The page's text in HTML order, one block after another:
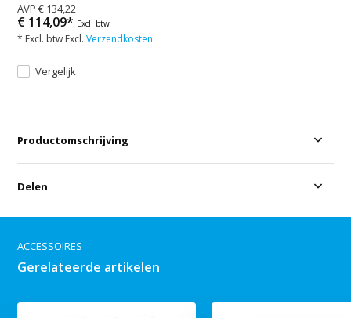
AVP€ 134,22
€ 114,09* Excl. btw
* Excl. btw Excl.Verzendkosten
Vergelijk
Productomschrijving
Delen
ACCESSOIRES
Gerelateerde artikelen